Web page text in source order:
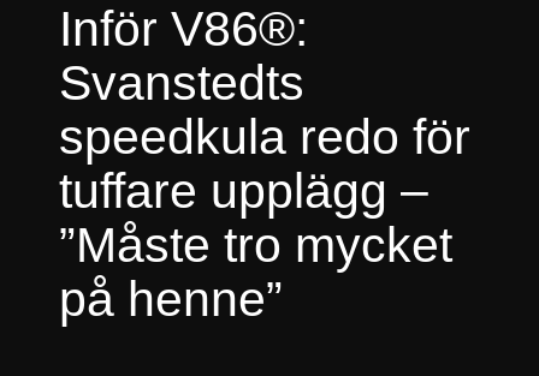
Inför V86®:
Svanstedts
speedkula redo för
tuffare upplägg –
”Måste tro mycket
på henne”